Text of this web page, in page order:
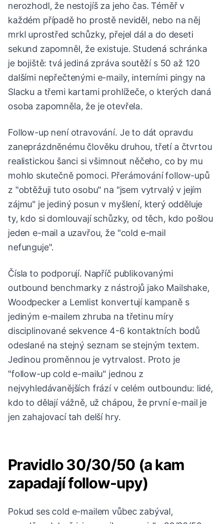
nerozhodl, že nestojíš za jeho čas. Téměř v
každém případě ho prostě neviděl, nebo na něj
mrkl uprostřed schůzky, přejel dál a do deseti
sekund zapomněl, že existuje. Studená schránka
je bojiště: tvá jediná zpráva soutěží s 50 až 120
dalšími nepřečtenými e-maily, interními pingy na
Slacku a třemi kartami prohlížeče, o kterých daná
osoba zapomněla, že je otevřela.
Follow-up není otravování. Je to dát opravdu
zaneprázdněnému člověku druhou, třetí a čtvrtou
realistickou šanci si všimnout něčeho, co by mu
mohlo skutečně pomoci. Přerámování follow-upů
z "obtěžuji tuto osobu" na "jsem vytrvalý v jejím
zájmu" je jediný posun v myšlení, který odděluje
ty, kdo si domlouvají schůzky, od těch, kdo pošlou
jeden e-mail a uzavřou, že "cold e-mail
nefunguje".
Čísla to podporují. Napříč publikovanými
outbound benchmarky z nástrojů jako Mailshake,
Woodpecker a Lemlist konvertují kampaně s
jediným e-mailem zhruba na třetinu míry
disciplinované sekvence 4-6 kontaktních bodů
odeslané na stejný seznam se stejným textem.
Jedinou proměnnou je vytrvalost. Proto je
"follow-up cold e-mailu" jednou z
nejvyhledávanějších frází v celém outboundu: lidé,
kdo to dělají vážně, už chápou, že první e-mail je
jen zahajovací tah delší hry.
Pravidlo 30/30/50 (a kam
zapadají follow-upy)
Pokud ses cold e-mailem vůbec zabýval,